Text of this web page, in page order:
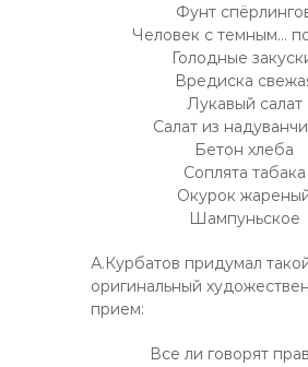
Фунт
Человек с темным…
Голодные
Вредиска
Лукавый салат
Салат из
Бетон хлеба
Соплята табака
Окурок
Шампуньское
А.Курбатов придумал
оригинальный
прием:
Все ли говорят